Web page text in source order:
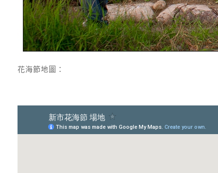
花海節地圖：